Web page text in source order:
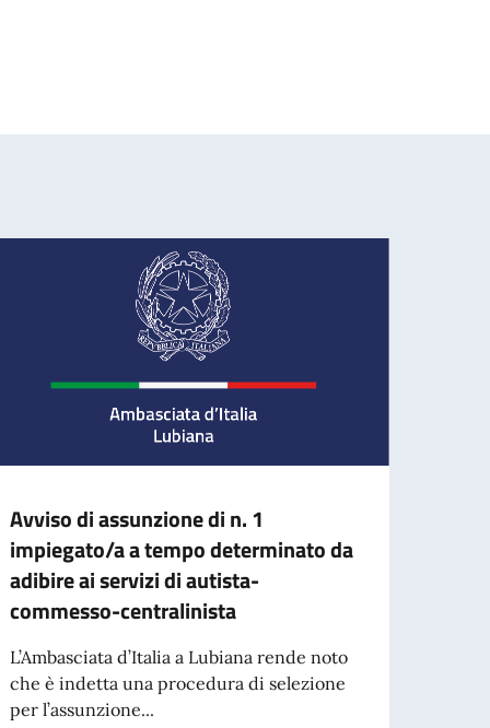
Avviso di assunzione di n. 1
impiegato/a a tempo determinato da
adibire ai servizi di autista-
commesso-centralinista
L’Ambasciata d’Italia a Lubiana rende noto
che è indetta una procedura di selezione
per l’assunzione...